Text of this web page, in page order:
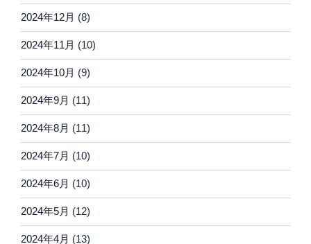
2024年12月 (8)
2024年11月 (10)
2024年10月 (9)
2024年9月 (11)
2024年8月 (11)
2024年7月 (10)
2024年6月 (10)
2024年5月 (12)
2024年4月 (13)